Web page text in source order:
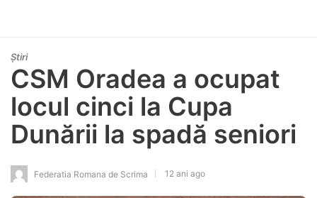
Știri
CSM Oradea a ocupat
locul cinci la Cupa
Dunării la spadă seniori
Federatia Romana de Scrima 12 ani ago